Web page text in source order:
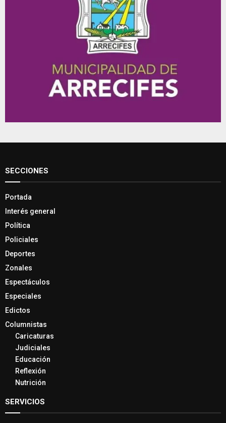
SECCIONES
Portada
Interés general
Política
Policiales
Deportes
Zonales
Espectáculos
Especiales
Edictos
Columnistas
Caricaturas
Judiciales
Educación
Reflexión
Nutrición
SERVICIOS